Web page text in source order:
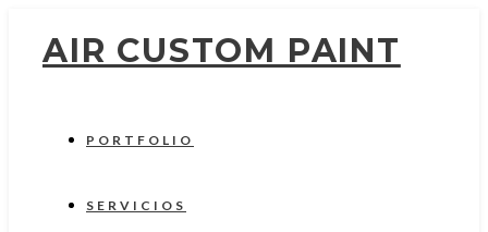
AIR CUSTOM PAINT
PORTFOLIO
SERVICIOS